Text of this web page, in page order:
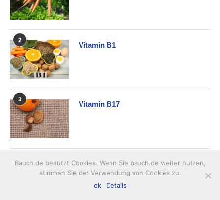
2
Vitamin B1
3
Vitamin B17
Was ist eine Hypervitaminose?
Bauch.de benutzt Cookies. Wenn Sie bauch.de weiter nutzen,
stimmen Sie der Verwendung von Cookies zu.
ok
Details